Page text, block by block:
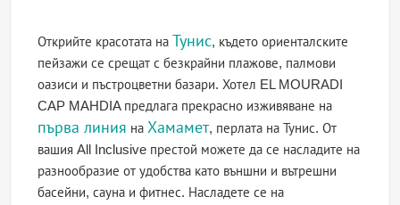
Открийте красотата на Тунис, където ориенталските
пейзажи се срещат с безкрайни плажове, палмови
оазиси и пъстроцветни базари. Хотел EL MOURADI
CAP MAHDIA предлага прекрасно изживяване на
първа линия на Хамамет, перлата на Тунис. От
вашия All Inclusive престой можете да се насладите на
разнообразие от удобства като външни и вътрешни
басейни, сауна и фитнес. Насладете се на